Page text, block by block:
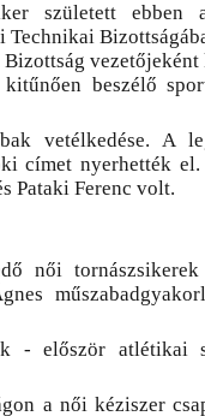
született ebben
beszélő
vetélkedése. A
címet nyerhették el.
Pataki Ferenc volt.
női
- először
a női kéziszer